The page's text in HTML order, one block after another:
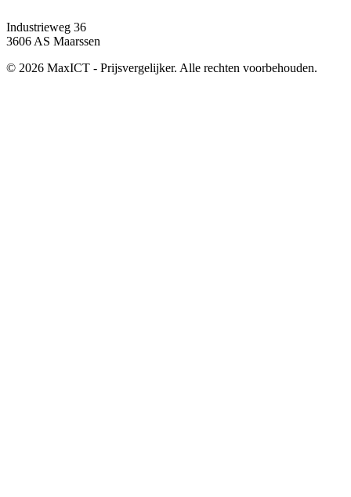
Industrieweg 36
3606 AS Maarssen
© 2026 MaxICT - Prijsvergelijker. Alle rechten voorbehouden.